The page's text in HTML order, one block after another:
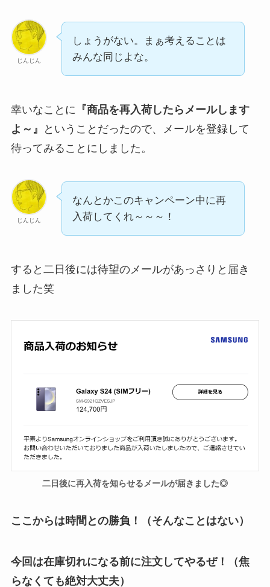
じんじん
しょうがない。まぁ考えることは
みんな同じよな。
幸いなことに 『商品を再入荷したらメールします
よ～』
ということだったので、メールを登録して
待ってみることにしました。
じんじん
なんとかこのキャンペーン中に再
入荷してくれ～～～！
すると二日後には待望のメールがあっさりと届き
ました笑
二日後に再入荷を知らせるメールが届きました◎
ここからは時間との勝負！（そんなことはない）
今回は在庫切れになる前に注文してやるぜ！（焦
らなくても絶対大丈夫）